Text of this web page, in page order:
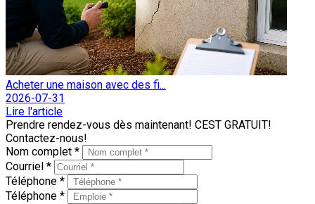
Acheter une maison avec des fi...
2026-07-31
Lire l'article
Prendre rendez-vous dès maintenant! CEST GRATUIT!
Contactez-nous!
Nom complet *
Courriel *
Téléphone *
Téléphone *